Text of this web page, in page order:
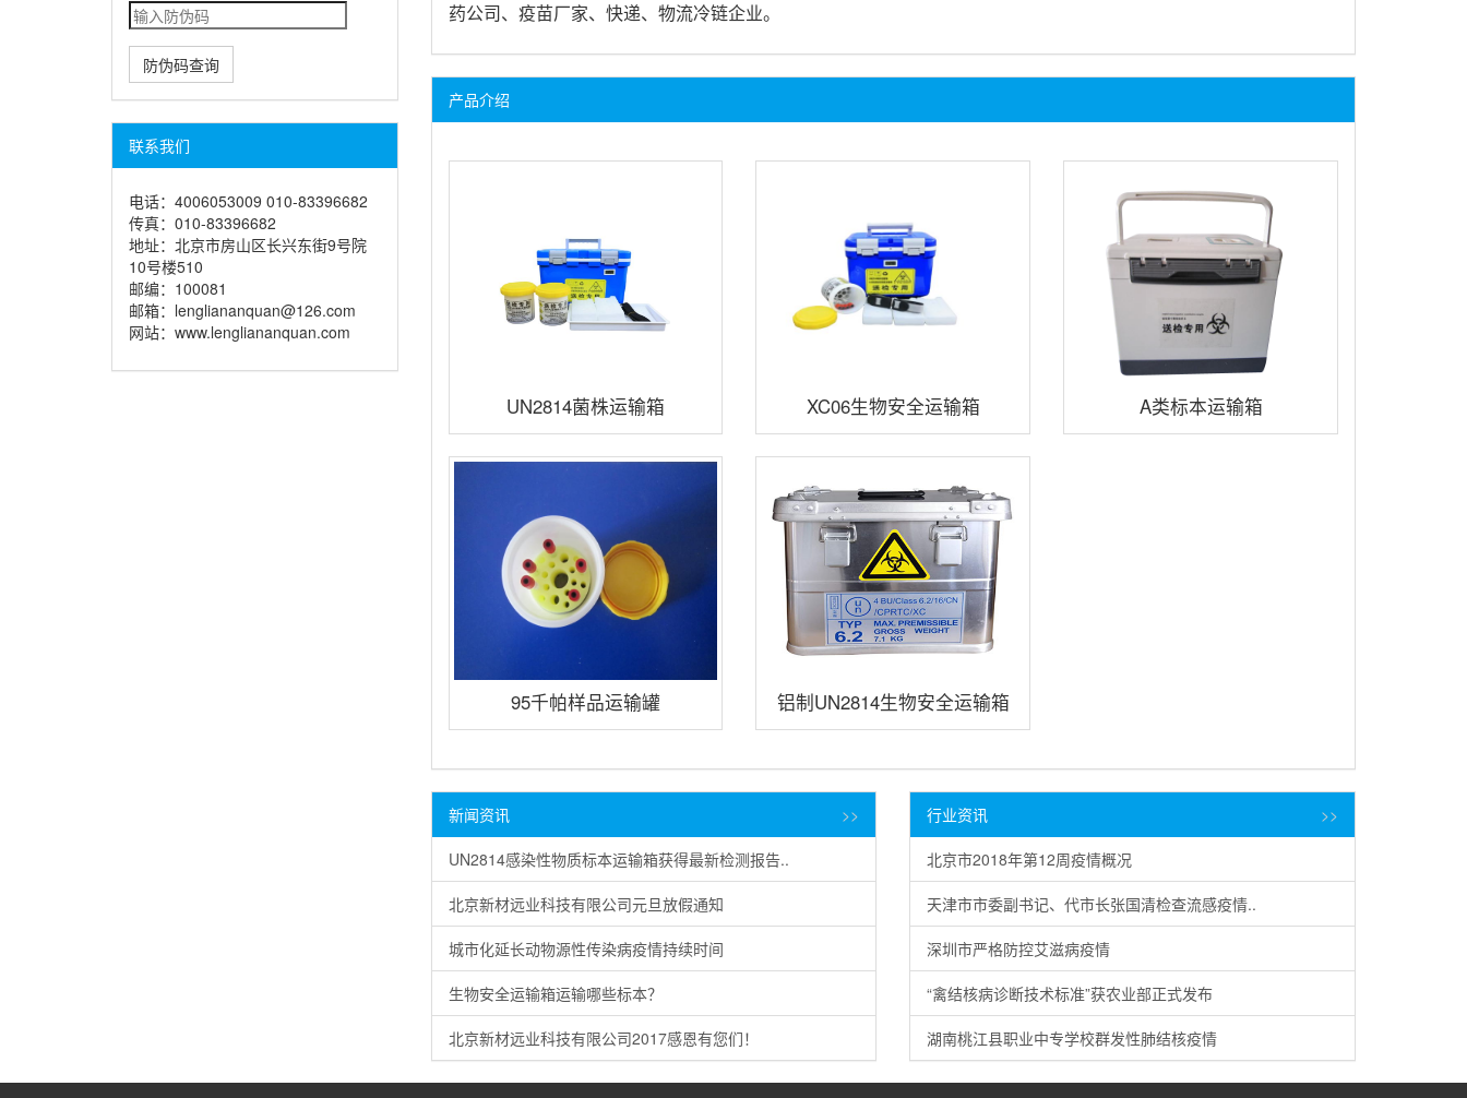
防伪码查询
联系我们
电话：4006053009 010-83396682
传真：010-83396682
地址：北京市房山区长兴东街9号院
10号楼510
邮编：100081
邮箱：lengliananquan@126.com
网站：www.lengliananquan.com
药公司、疫苗厂家、快递、物流冷链企业。
产品介绍
UN2814菌株运输箱 XC06生物安全运输箱 A类标本运输箱
95千帕样品运输罐 铝制UN2814生物安全运输箱
新闻资讯 >>
UN2814感染性物质标本运输箱获得最新检测报告..
北京新材远业科技有限公司元旦放假通知
城市化延长动物源性传染病疫情持续时间
生物安全运输箱运输哪些标本？
北京新材远业科技有限公司2017感恩有您们！
行业资讯 >>
北京市2018年第12周疫情概况
天津市市委副书记、代市长张国清检查流感疫情..
深圳市严格防控艾滋病疫情
“禽结核病诊断技术标准”获农业部正式发布
湖南桃江县职业中专学校群发性肺结核疫情